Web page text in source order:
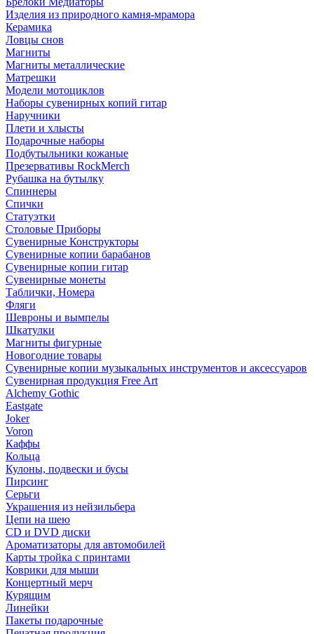
Изделия из природного камня-мрамора
Керамика
Ловцы снов
Магниты
Магниты металлические
Матрешки
Модели мотоциклов
Наборы сувенирных копий гитар
Наручники
Плети и хлысты
Подарочные наборы
Подбутыльники кожаные
Презервативы RockMerch
Рубашка на бутылку
Спиннеры
Спички
Статуэтки
Столовые Приборы
Сувенирные Конструкторы
Сувенирные копии барабанов
Сувенирные копии гитар
Сувенирные монеты
Таблички, Номера
Фляги
Шевроны и вымпелы
Шкатулки
Магниты фигурные
Новогодние товары
Сувенирные копии музыкальных инструментов и аксессуаров
Сувенирная продукция Free Art
Alchemy Gothic
Eastgate
Joker
Voron
Каффы
Кольца
Кулоны, подвески и бусы
Пирсинг
Серьги
Украшения из нейзильбера
Цепи на шею
CD и DVD диски
Ароматизаторы для автомобилей
Карты тройка с принтами
Коврики для мыши
Концертный мерч
Курящим
Линейки
Пакеты подарочные